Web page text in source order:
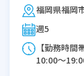
福岡県福岡
週5
【勤務時
10:00〜